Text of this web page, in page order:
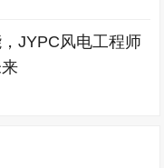
JYPC风电工程师